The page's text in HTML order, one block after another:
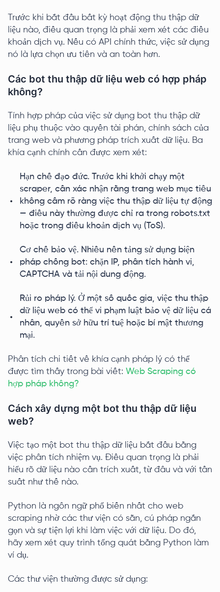
Trước khi bắt đầu bất kỳ hoạt động thu thập dữ
liệu nào, điều quan trọng là phải xem xét các điều
khoản dịch vụ. Nếu có API chính thức, việc sử dụng
nó là lựa chọn ưu tiên và an toàn hơn.
Các bot thu thập dữ liệu web có hợp pháp
không?
Tính hợp pháp của việc sử dụng bot thu thập dữ
liệu phụ thuộc vào quyền tài phán, chính sách của
trang web và phương pháp trích xuất dữ liệu. Ba
khía cạnh chính cần được xem xét:
Hạn chế đạo đức. Trước khi khởi chạy một
scraper, cần xác nhận rằng trang web mục tiêu
không cấm rõ ràng việc thu thập dữ liệu tự động
— điều này thường được chỉ ra trong robots.txt
hoặc trong điều khoản dịch vụ (ToS).
Cơ chế bảo vệ. Nhiều nền tảng sử dụng biện
pháp chống bot: chặn IP, phân tích hành vi,
CAPTCHA và tải nội dung động.
Rủi ro pháp lý. Ở một số quốc gia, việc thu thập
dữ liệu web có thể vi phạm luật bảo vệ dữ liệu cá
nhân, quyền sở hữu trí tuệ hoặc bí mật thương
mại.
Phân tích chi tiết về khía cạnh pháp lý có thể
được tìm thấy trong bài viết: Web Scraping có
hợp pháp không?
Cách xây dựng một bot thu thập dữ liệu
web?
Việc tạo một bot thu thập dữ liệu bắt đầu bằng
việc phân tích nhiệm vụ. Điều quan trọng là phải
hiểu rõ dữ liệu nào cần trích xuất, từ đâu và với tần
suất như thế nào.
Python là ngôn ngữ phổ biến nhất cho web
scraping nhờ các thư viện có sẵn, cú pháp ngắn
gọn và sự tiện lợi khi làm việc với dữ liệu. Do đó,
hãy xem xét quy trình tổng quát bằng Python làm
ví dụ.
Các thư viện thường được sử dụng: